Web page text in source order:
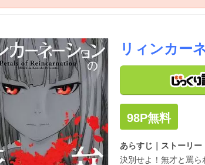
リィンカー
98P無料
あらすじ｜ストーリー
決別せよ！無才と罵